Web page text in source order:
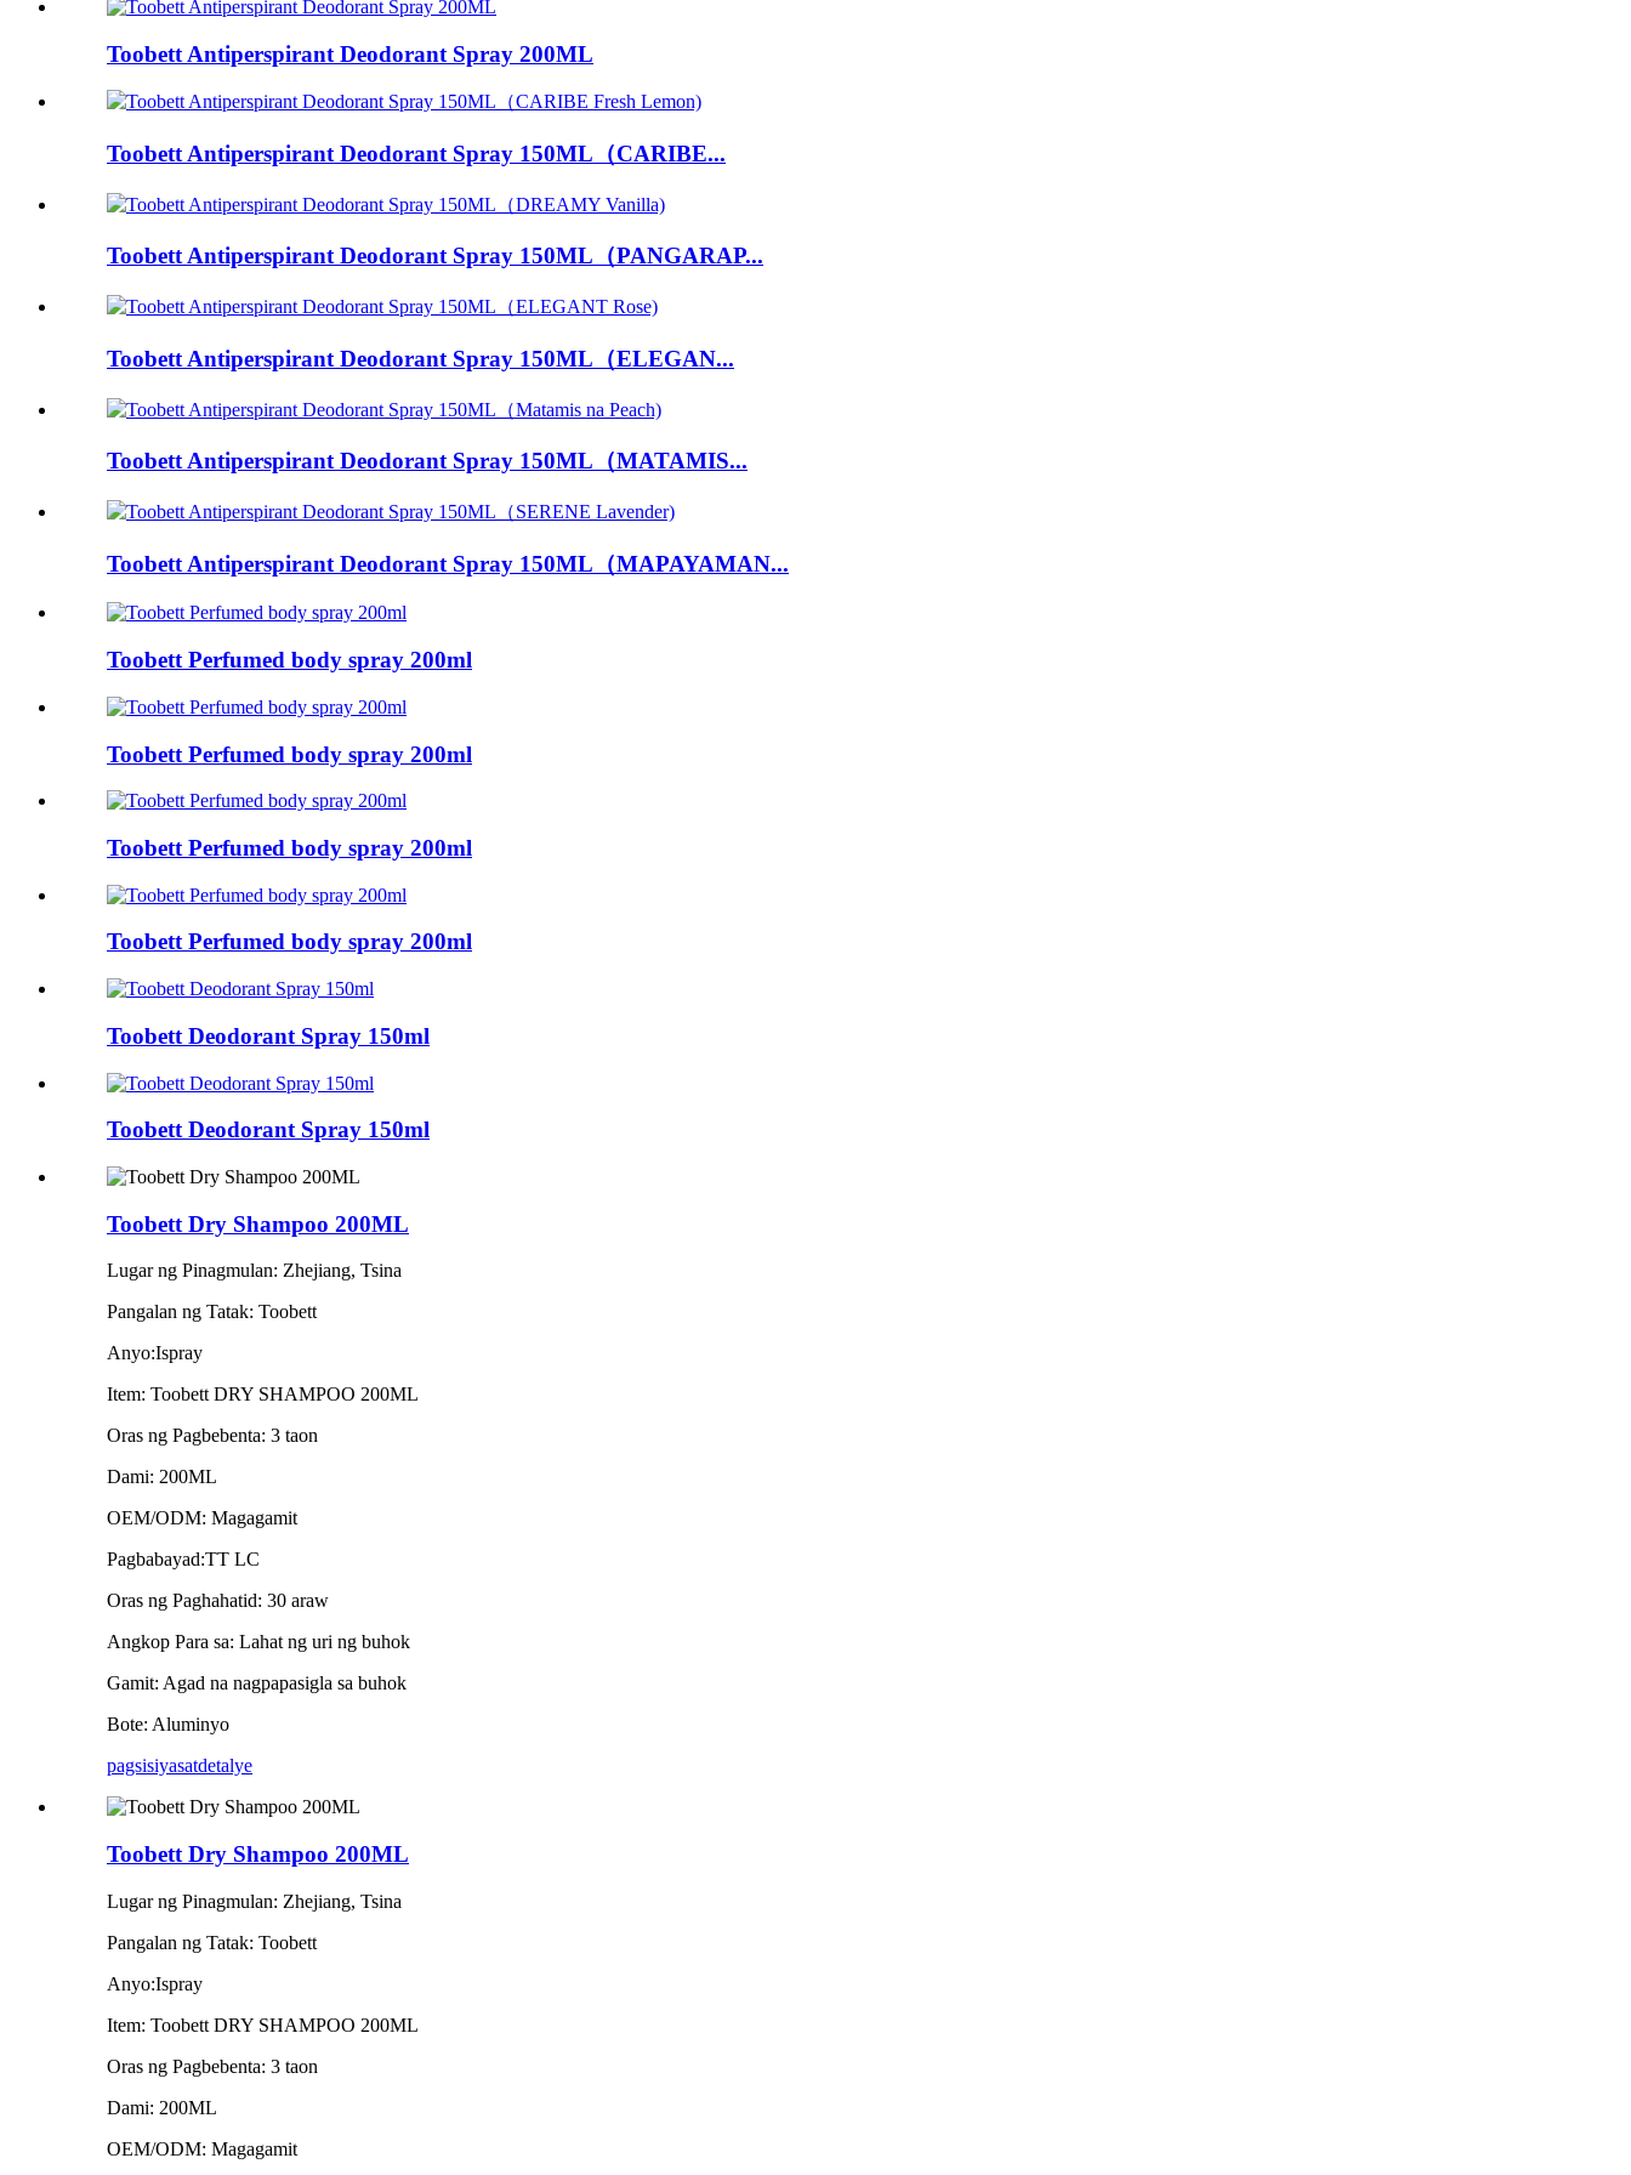
Toobett Antiperspirant Deodorant Spray 200ML
Toobett Antiperspirant Deodorant Spray 150ML（CARIBE...
Toobett Antiperspirant Deodorant Spray 150ML（PANGARAP...
Toobett Antiperspirant Deodorant Spray 150ML（ELEGAN...
Toobett Antiperspirant Deodorant Spray 150ML（MATAMIS...
Toobett Antiperspirant Deodorant Spray 150ML（MAPAYAMAN...
Toobett Perfumed body spray 200ml
Toobett Perfumed body spray 200ml
Toobett Perfumed body spray 200ml
Toobett Perfumed body spray 200ml
Toobett Deodorant Spray 150ml
Toobett Deodorant Spray 150ml
Toobett Dry Shampoo 200ML
Lugar ng Pinagmulan: Zhejiang, Tsina
Pangalan ng Tatak: Toobett
Anyo:Ispray
Item: Toobett DRY SHAMPOO 200ML
Oras ng Pagbebenta: 3 taon
Dami: 200ML
OEM/ODM: Magagamit
Pagbabayad:TT LC
Oras ng Paghahatid: 30 araw
Angkop Para sa: Lahat ng uri ng buhok
Gamit: Agad na nagpapasigla sa buhok
Bote: Aluminyo
pagsisiyasatdetalye
Toobett Dry Shampoo 200ML
Lugar ng Pinagmulan: Zhejiang, Tsina
Pangalan ng Tatak: Toobett
Anyo:Ispray
Item: Toobett DRY SHAMPOO 200ML
Oras ng Pagbebenta: 3 taon
Dami: 200ML
OEM/ODM: Magagamit